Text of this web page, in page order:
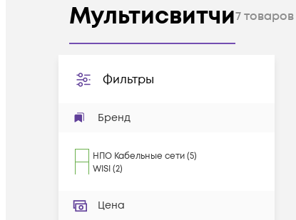
Мультисвитчи7товаров
Фильтры
Бренд
НПО Кабельные сети(5)
WISI(2)
Цена